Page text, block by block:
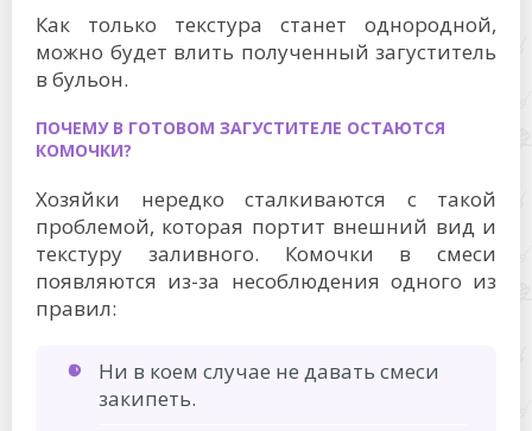
Как только текстура станет однородной,
можно будет влить полученный загуститель
в бульон.
ПОЧЕМУ В ГОТОВОМ ЗАГУСТИТЕЛЕ ОСТАЮТСЯ
КОМОЧКИ?
Хозяйки нередко сталкиваются с такой
проблемой, которая портит внешний вид и
текстуру заливного. Комочки в смеси
появляются из-за несоблюдения одного из
правил:
Ни в коем случае не давать смеси
закипеть.